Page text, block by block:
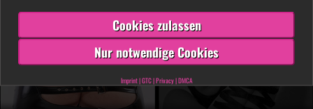
Cookies zulassen
Nur notwendige Cookies
Imprint|GTC|Privacy|DMCA
schafft!